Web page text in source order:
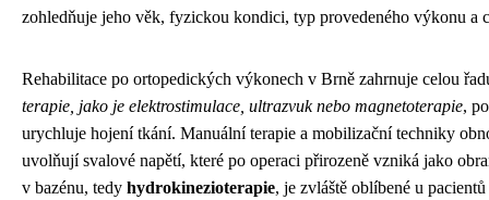
zohledňuje jeho věk, fyzickou kondici, typ provedeného výkonu a
Rehabilitace po ortopedických výkonech v Brně zahrnuje celou
terapie, jako je elektrostimulace, ultrazvuk nebo magnetoterapie,
urychluje hojení tkání. Manuální terapie a mobilizační techniky
uvolňují svalové napětí, které po operaci přirozeně vzniká jako
v bazénu, tedy hydrokinezioterapie, je zvláště oblíbené u